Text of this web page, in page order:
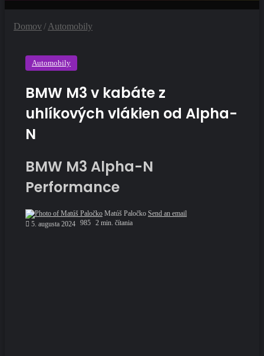
Domov/ Automobily
Automobily
BMW M3 v kabáte z
uhlíkových vlákien od Alpha-
N
BMW M3 Alpha-N
Performance
Matúš Paločko Send an email
5. augusta 2024 985 2 min. čítania